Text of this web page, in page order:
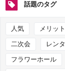
話題のタグ
人気 メリット
二次会 レン
フラワーホール